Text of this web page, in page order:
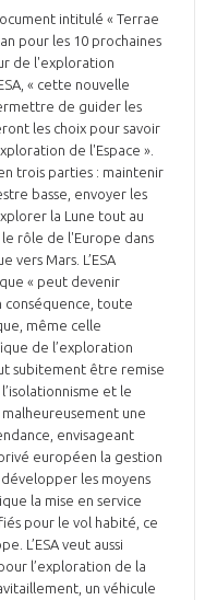
intitulé « Terrae
pour les 10 prochaines
de l'exploration
« cette nouvelle
de guider les
les choix pour savoir
de l'Espace ».
trois parties : maintenir
basse, envoyer les
la Lune tout au
rôle de l'Europe dans
vers Mars. L’ESA
« peut devenir
conséquence, toute
même celle
de l’exploration
subitement être remise
et le
une
envisageant
européen la gestion
les moyens
la mise en service
pour le vol habité, ce
L’ESA veut aussi
l’exploration de la
un véhicule